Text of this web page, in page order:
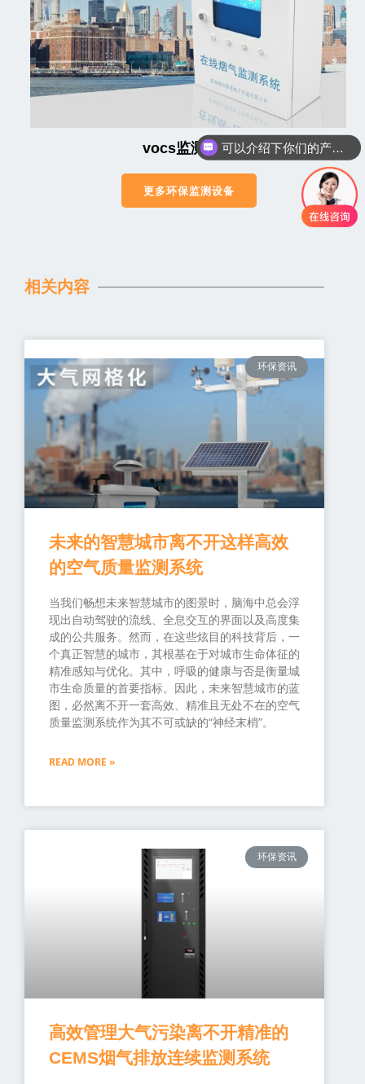
vocs监测系统
更多环保监测设备
相关内容
环保资讯
未来的智慧城市离不开这样高效
的空气质量监测系统
当我们畅想未来智慧城市的图景时，脑海中总会浮
现出自动驾驶的流线、全息交互的界面以及高度集
成的公共服务。然而，在这些炫目的科技背后，一
个真正智慧的城市，其根基在于对城市生命体征的
精准感知与优化。其中，呼吸的健康与否是衡量城
市生命质量的首要指标。因此，未来智慧城市的蓝
图，必然离不开一套高效、精准且无处不在的空气
质量监测系统作为其不可或缺的“神经末梢”。
READ MORE »
环保资讯
高效管理大气污染离不开精准的
CEMS烟气排放连续监测系统
可以介绍下你们的产品么
你们是怎么收费的呢